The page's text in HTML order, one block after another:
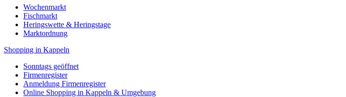
Wochenmarkt
Fischmarkt
Heringswette & Heringstage
Marktordnung
Shopping in Kappeln
Sonntags geöffnet
Firmenregister
Anmeldung Firmenregister
Online Shopping in Kappeln & Umgebung